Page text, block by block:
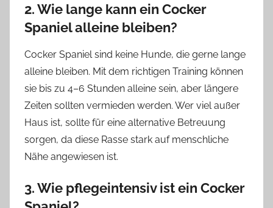
2. Wie lange kann ein Cocker
Spaniel alleine bleiben?
Cocker Spaniel sind keine Hunde, die gerne lange
alleine bleiben. Mit dem richtigen Training können
sie bis zu 4–6 Stunden alleine sein, aber längere
Zeiten sollten vermieden werden. Wer viel außer
Haus ist, sollte für eine alternative Betreuung
sorgen, da diese Rasse stark auf menschliche
Nähe angewiesen ist.
3. Wie pflegeintensiv ist ein Cocker